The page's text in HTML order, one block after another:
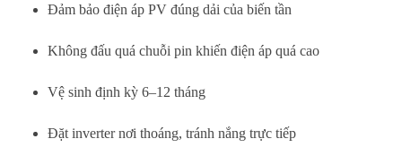
Đảm bảo điện áp PV đúng dải của biến tần
Không đấu quá chuỗi pin khiến điện áp quá cao
Vệ sinh định kỳ 6–12 tháng
Đặt inverter nơi thoáng, tránh nắng trực tiếp